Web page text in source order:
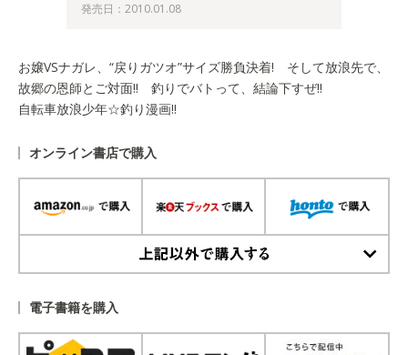
発売日：2010.01.08
お嬢VSナガレ、“戻りガツオ”サイズ勝負決着! そして放浪先で、
故郷の恩師とご対面!! 釣りでバトって、結論下すぜ!!
自転車放浪少年☆釣り漫画!!
オンライン書店で購入
電子書籍を購入